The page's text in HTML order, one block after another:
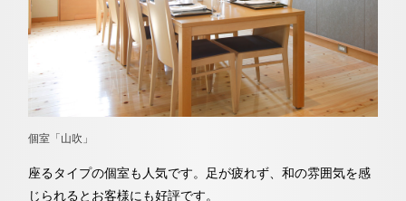
個室「山吹」
座るタイプの個室も人気です。足が疲れず、和の雰囲気を感
じられるとお客様にも好評です。